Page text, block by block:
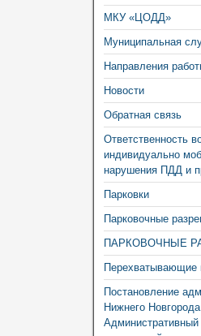
МКУ «ЦОДД»
Муниципальная
Направления
Новости
Обратная связь
Ответственность
индивидуально
нарушения ПДД и
Парковки
Парковочные
ПАРКОВОЧНЫЕ
Перехватывающие
Постановление
Нижнего